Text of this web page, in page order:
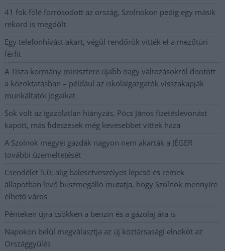
41 fok fölé forrósodott az ország, Szolnokon pedig egy másik
rekord is megdőlt
Egy telefonhívást akart, végül rendőrök vitték el a mezőtúri
férfit
A Tisza kormány minisztere újabb nagy változásokról döntött
a közoktatásban – például az iskolaigazgatók visszakapják
munkáltatói jogaikat
Sok volt az igazolatlan hiányzás, Pócs János fizetéslevonást
kapott, más fideszesek még kevesebbet vittek haza
A Szolnok megyei gazdák nagyon nem akarták a JÉGER
további üzemeltetését
Csendélet 5.0: alig balesetveszélyes lépcső és remek
állapotban levő buszmegálló mutatja, hogy Szolnok mennyire
élhető város
Pénteken újra csökken a benzin és a gázolaj ára is
Napokon belül megválasztja az új köztársasági elnököt az
Országgyűlés